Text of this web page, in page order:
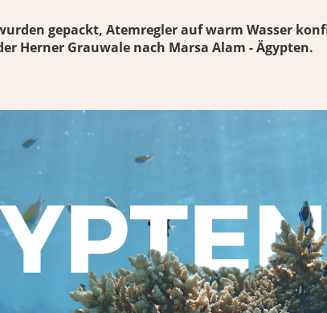
gepackt, Atemregler auf warm Wasser
Herner Grauwale nach Marsa Alam - Ägypten.